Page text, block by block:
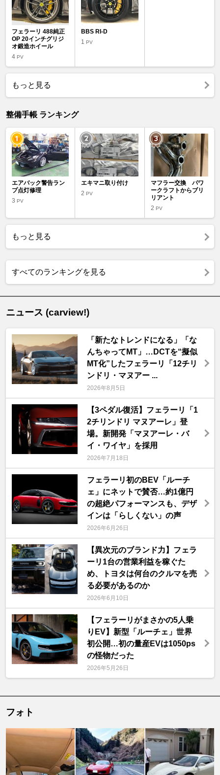
フェラーリ 488純正
OP 20インチグリジ
オ鍛造ホイール
4 PV
BBS RI-D
1PV
もっと見る
整備手帳 ランキング
エアバック警告ラン
プ点灯修理
3 PV
エキマニ取り付け
2PV
マフラー交換 パワ
ークラフトからブリ
リアント
2 PV
もっと見る
すべてのランキングを見る
ニュース (carview!)
「新たなトレンドになる」「な
んちゃってMT」…DCTを“擬似
MT化”したフェラーリ「12チリ
ンドリ・マヌアー ...
2026年8月5日
【3ペダル復活】フェラーリ「1
2チリンドリ マヌアーレ」登
場。新開発「マヌアーレ・バ
イ・ワイヤ」を採用
2026年7月18日
フェラーリ初のBEV「ルーチ
ェ」にネットで賛否…約1億円
の超絶パフォーマンスも、デザ
インは「らしくない」の声
2026年6月26日
【異次元のブランド力】フェラ
ーリ1台の営業利益を稼ぐた
め、トヨタは何台のクルマを売
る必要があるのか
2026年6月10日
【フェラーリがまさかの5人乗
りEV】新型「ルーチェ」世界
初公開…初の量産EVは1050ps
の怪物だった
2026年5月26日
フォト